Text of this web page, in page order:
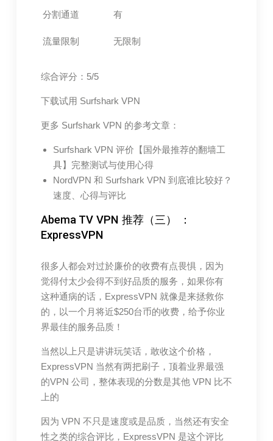
分割通道 有
流量限制 无限制
综合评分：5/5
下载试用 Surfshark VPN
更多 Surfshark VPN 的参考文章：
Surfshark VPN 评价【国外最推荐的翻墙工
具】完整测试与使用心得
NordVPN 和 Surfshark VPN 到底谁比较好？
速度、心得与评比
Abema TV VPN 推荐（三） ：
ExpressVPN
很多人都会对过於廉价的收费有点畏惧，因为
觉得付太少会得不到好品质的服务，如果你有
这种通病的话，ExpressVPN 就像是来拯救你
的，以一个月将近$250台币的收费，给予你业
界最佳的服务品质！
当然以上只是讲讲玩笑话，敢收这个价格，
ExpressVPN 当然有两把刷子，顶着业界最强
的VPN 公司，整体表现的分数是其他 VPN 比不
上的
因为 VPN 不只是速度或是品质，当然还有安全
性之类的综合评比，ExpressVPN 是这个评比